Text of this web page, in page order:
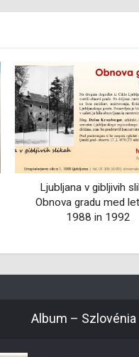
Predstavitev nove
Odsevanja z odprtjem
o prof. Tonetu
Album – Szlovénia